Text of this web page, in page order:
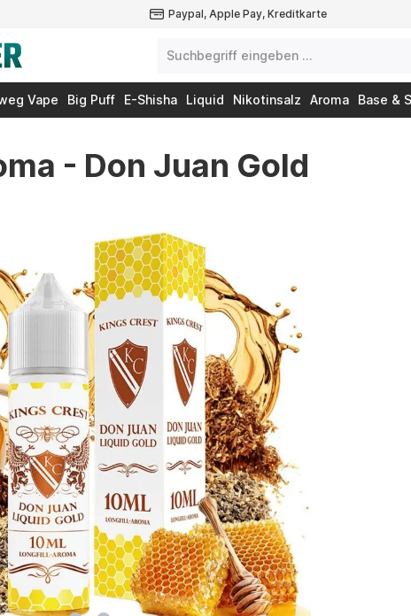
Paypal, Apple Pay, Kreditkarte
Vape Big Puff E-Shisha Liquid Nikotinsalz Aroma Base &
- Don Juan Gold